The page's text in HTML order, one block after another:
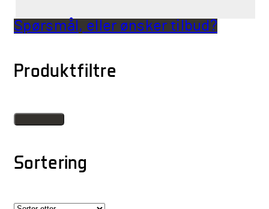
Spørsmål, eller ønsker tilbud?
Produktfiltre
Sortering